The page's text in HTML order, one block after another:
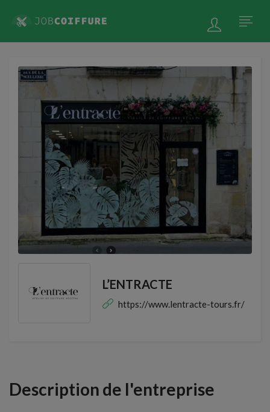
L’ENTRACTE
https://www.lentracte-tours.fr/
Description de l'entreprise